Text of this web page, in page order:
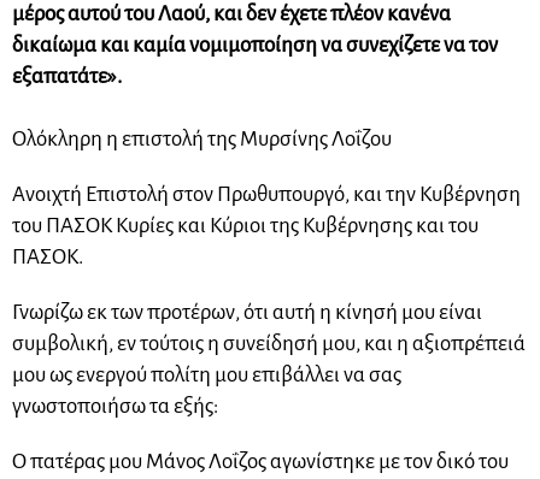
μέρος αυτού του Λαού, και δεν έχετε πλέον κανένα
δικαίωμα και καμία νομιμοποίηση να συνεχίζετε να τον
εξαπατάτε».
Ολόκληρη η επιστολή της Μυρσίνης Λοΐζου
Ανοιχτή Επιστολή στον Πρωθυπουργό, και την Κυβέρνηση
του ΠΑΣΟΚ Κυρίες και Κύριοι της Κυβέρνησης και του
ΠΑΣΟΚ.
Γνωρίζω εκ των προτέρων, ότι αυτή η κίνησή μου είναι
συμβολική, εν τούτοις η συνείδησή μου, και η αξιοπρέπειά
μου ως ενεργού πολίτη μου επιβάλλει να σας
γνωστοποιήσω τα εξής:
Ο πατέρας μου Μάνος Λοΐζος αγωνίστηκε με τον δικό του